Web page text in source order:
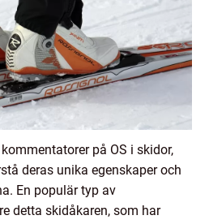
på OS i skidor,
deras unika egenskaper och
En populär typ av
detta skidåkaren, som har